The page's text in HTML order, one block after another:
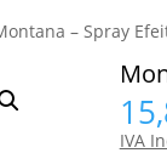
– Spray
IVA